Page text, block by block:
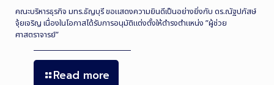
คณะบริหารธุรกิจ มทร.ธัญบุรี ขอแสดงความยินดีเป็นอย่างยิ่งกับ ดร.ณัฐปภัสษ์
จุ้ยเจริญ เนื่องในโอกาสได้รับการอนุมัติแต่งตั้งให้ดำรงตำแหน่ง ”ผู้ช่วย
ศาสตราจารย์”
Read more